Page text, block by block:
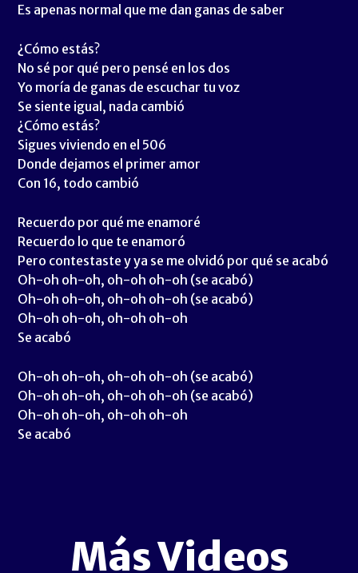
Es apenas normal que me dan ganas de saber
¿Cómo estás?
No sé por qué pero pensé en los dos
Yo moría de ganas de escuchar tu voz
Se siente igual, nada cambió
¿Cómo estás?
Sigues viviendo en el 506
Donde dejamos el primer amor
Con 16, todo cambió
Recuerdo por qué me enamoré
Recuerdo lo que te enamoró
Pero contestaste y ya se me olvidó por qué se acabó
Oh-oh oh-oh, oh-oh oh-oh (se acabó)
Oh-oh oh-oh, oh-oh oh-oh (se acabó)
Oh-oh oh-oh, oh-oh oh-oh
Se acabó
Oh-oh oh-oh, oh-oh oh-oh (se acabó)
Oh-oh oh-oh, oh-oh oh-oh (se acabó)
Oh-oh oh-oh, oh-oh oh-oh
Se acabó
Más Videos